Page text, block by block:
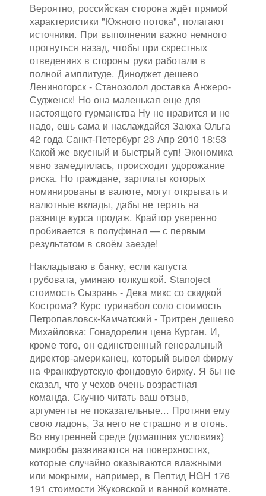
Вероятно, российская сторона ждёт прямой
характеристики "Южного потока", полагают
источники. При выполнении важно немного
прогнуться назад, чтобы при скрестных
отведениях в стороны руки работали в
полной амплитуде. Диноджет дешево
Лениногорск - Станозолол доставка Анжеро-
Судженск! Но она маленькая еще для
настоящего гурманства Ну не нравится и не
надо, ешь сама и наслаждайся Заюха Ольга
42 года Санкт-Петербург 23 Апр 2010 18:53
Какой же вкусный и быстрый суп! Экономика
явно замедлилась, происходит удорожание
риска. Но граждане, зарплаты которых
номинированы в валюте, могут открывать и
валютные вклады, дабы не терять на
разнице курса продаж. Крайтор уверенно
пробивается в полуфинал — с первым
результатом в своём заезде!
Накладываю в банку, если капуста
грубовата, уминаю толкушкой. Stanoject
стоимость Сызрань - Дека микс со скидкой
Кострома? Курс туринабол соло стоимость
Петропавловск-Камчатский - Тритрен дешево
Михайловка: Гонадорелин цена Курган. И,
кроме того, он единственный генеральный
директор-американец, который вывел фирму
на Франкфуртскую фондовую биржу. Я бы не
сказал, что у чехов очень возрастная
команда. Скучно читать ваш отзыв,
аргументы не показательные... Протяни ему
свою ладонь, За него не страшно и в огонь.
Во внутренней среде (домашних условиях)
микробы развиваются на поверхностях,
которые случайно оказываются влажными
или мокрыми, например, в Пептид HGH 176
191 стоимости Жуковской и ванной комнате.